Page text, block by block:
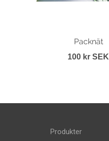
Packnät
100 kr SEK
Produkter